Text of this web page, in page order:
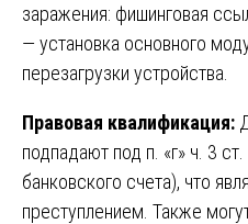
заражения: фишинговая
— установка основного
перезагрузки устройства.
Правовая квалификация:
подпадают под п. «г» ч. 3
банковского счета), что
преступлением. Также